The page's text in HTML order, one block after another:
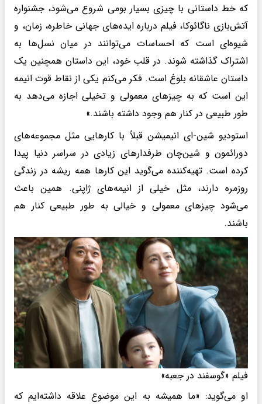
که خط داستانی با چیزی بسیار بومی شروع می‌شود، جشنواره
آتش‌بازی ناگائوکا، فیلم درباره ایده‌های جهانی خاطره، زمان، و
شیوه‌ای است که احساسات می‌توانند در میان نسل‌ها به
اشتراک گذاشته شوند. در قلب خود، این داستان همچنین یک
داستان عاشقانه بلوغ است. فکر می‌کنم یکی از نقاط قوت انیمه
این است که به چیزهای معمولی و تخیلی اجازه می‌دهد به
طور طبیعی در کنار هم وجود داشته باشند.»
استودیو شین-ای انیمیشن قبلاً با کارهایی مثل مجموعه‌های
دورائمون و شین‌چان طرفدارهای زیادی در سراسر دنیا پیدا
کرده است. تهیه‌کننده می‌گوید این کارها همه ریشه در زندگی
روزمره دارند، مثل خیلی از انیمه‌های ژاپنی. همین باعث
می‌شود چیزهای معمولی و خیالی به طور طبیعی کنار هم
باشند.
فیلم «گوسفند در جعبه»
او می‌گوید: «ما همیشه به این موضوع علاقه داشته‌ایم که